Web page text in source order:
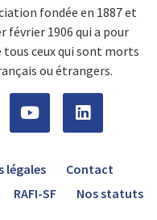
fondée en 1887 et
février 1906 qui a pour
ceux qui sont morts
ou étrangers.
légales
Contact
RAFI-SF Nos statuts